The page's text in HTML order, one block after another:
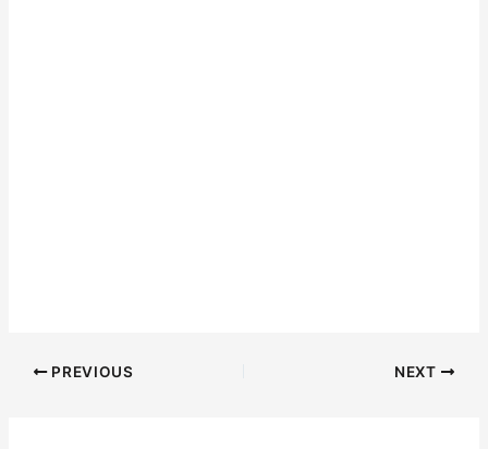
PREVIOUS NEXT